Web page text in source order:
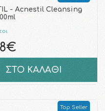
- Acnestil Cleansing
ΣΤΟ ΚΑΛΑΘΙ
Top Seller